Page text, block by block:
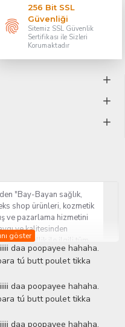
256 Bit SSL
Güvenliği
Sitemiz SSL Güvenlik
Sertifikası ile Sizleri
Korumaktadır
"Bay-Bayan sağlık,
shop ürünleri, kozmetik
ve pazarlama hizmetini
ve kalitesinden
ve güzellik ile ilgili tüm
ve uzman kadrosu ile
karşılıyor.
insan odaklı çalışma
mutlu, sağlıklı ve
danışmanlığı
Shop sektöründeki
etmesi, yaklaşık
daa poopayee hahaha.
tú butt poulet tikka
daa poopayee hahaha.
tú butt poulet tikka
daa poopayee hahaha.